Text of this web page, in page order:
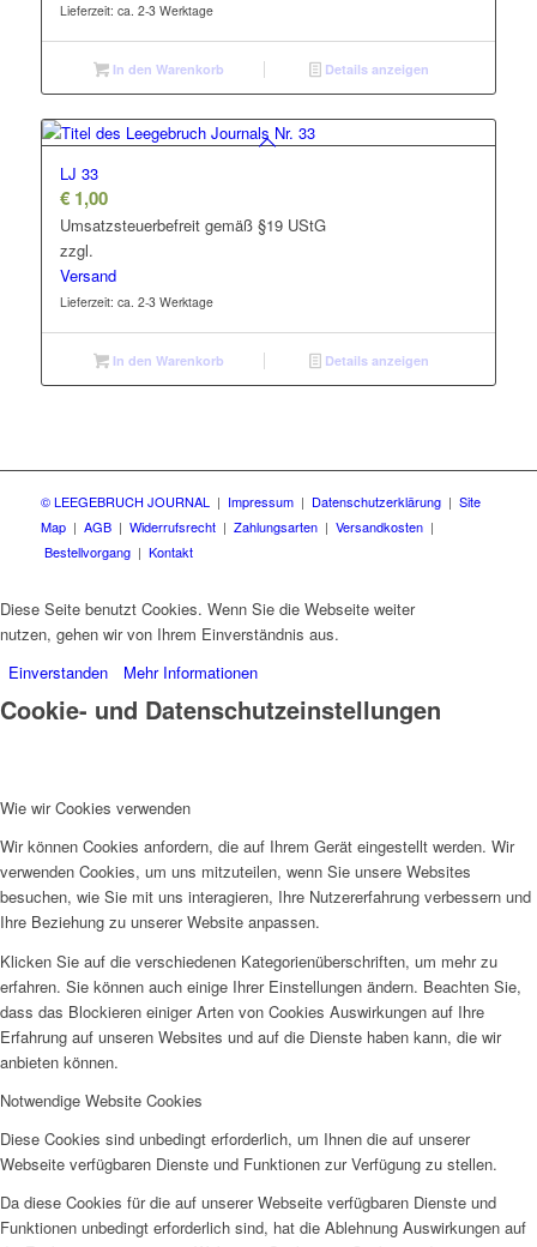
Lieferzeit: ca. 2-3 Werktage
In den Warenkorb Details anzeigen
LJ 33
€1,00
Umsatzsteuerbefreit gemäß §19 UStG
zzgl.
Versand
Lieferzeit: ca. 2-3 Werktage
In den Warenkorb Details anzeigen
© LEEGEBRUCH JOURNAL| Impressum| Datenschutzerklärung| Site
Map| AGB| Widerrufsrecht| Zahlungsarten| Versandkosten|
Bestellvorgang| Kontakt
Diese Seite benutzt Cookies. Wenn Sie die Webseite weiter
nutzen, gehen wir von Ihrem Einverständnis aus.
Einverstanden
Mehr Informationen
Cookie- und Datenschutzeinstellungen
Wie wir Cookies verwenden
Wir können Cookies anfordern, die auf Ihrem Gerät eingestellt werden. Wir
verwenden Cookies, um uns mitzuteilen, wenn Sie unsere Websites
besuchen, wie Sie mit uns interagieren, Ihre Nutzererfahrung verbessern und
Ihre Beziehung zu unserer Website anpassen.
Klicken Sie auf die verschiedenen Kategorienüberschriften, um mehr zu
erfahren. Sie können auch einige Ihrer Einstellungen ändern. Beachten Sie,
dass das Blockieren einiger Arten von Cookies Auswirkungen auf Ihre
Erfahrung auf unseren Websites und auf die Dienste haben kann, die wir
anbieten können.
Notwendige Website Cookies
Diese Cookies sind unbedingt erforderlich, um Ihnen die auf unserer
Webseite verfügbaren Dienste und Funktionen zur Verfügung zu stellen.
Da diese Cookies für die auf unserer Webseite verfügbaren Dienste und
Funktionen unbedingt erforderlich sind, hat die Ablehnung Auswirkungen auf